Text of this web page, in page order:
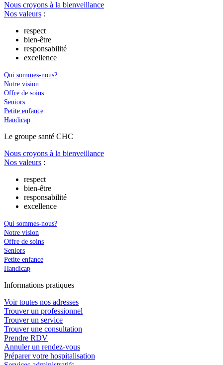
Nous croyons à la bienveillance
Nos valeurs :
respect
bien-être
responsabilité
excellence
Qui sommes-nous?
Notre vision
Offre de soins
Seniors
Petite enfance
Handicap
Le groupe santé CHC
Nous croyons à la bienveillance
Nos valeurs :
respect
bien-être
responsabilité
excellence
Qui sommes-nous?
Notre vision
Offre de soins
Seniors
Petite enfance
Handicap
Informations pratiques
Voir toutes nos adresses
Trouver un professionnel
Trouver un service
Trouver une consultation
Prendre RDV
Annuler un rendez-vous
Préparer votre hospitalisation